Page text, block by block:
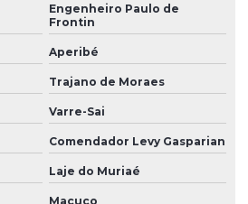
Engenheiro Paulo de
Frontin
Aperibé
Trajano de Moraes
Varre-Sai
Comendador Levy Gasparian
Laje do Muriaé
Macuco